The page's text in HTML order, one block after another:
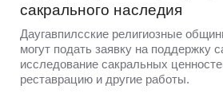
сакрального наследия
Даугавпилсские религиозные
могут подать заявку на поддержку
исследование сакральных
реставрацию и другие работы.